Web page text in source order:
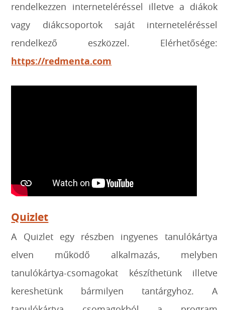
rendelkezzen interneteléréssel illetve a diákok
vagy diákcsoportok saját interneteléréssel
rendelkező eszközzel. Elérhetősége:
https://redmenta.com
Quizlet
A Quizlet egy részben ingyenes tanulókártya
elven működő alkalmazás, melyben
tanulókártya-csomagokat készíthetünk illetve
kereshetünk bármilyen tantárgyhoz. A